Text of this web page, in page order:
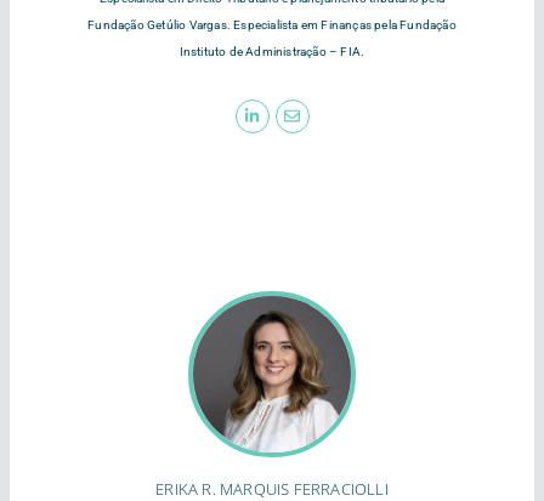
Fundação Getúlio Vargas. Especialista em Finanças pela Fundação
Instituto de Administração – FIA.
ERIKA R. MARQUIS FERRACIOLLI